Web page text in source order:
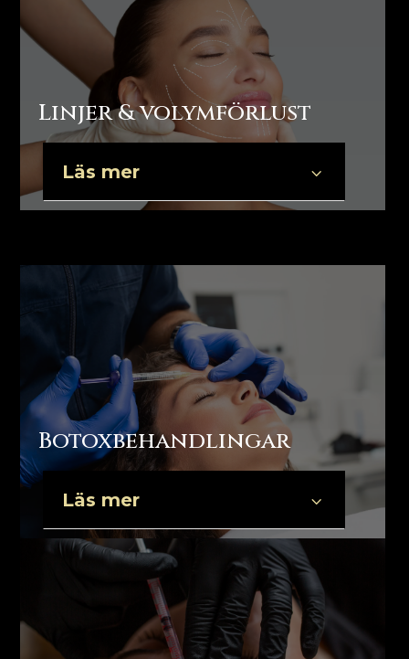
Linjer & volymförlust
Läs mer 3
Botoxbehandlingar
Läs mer 3